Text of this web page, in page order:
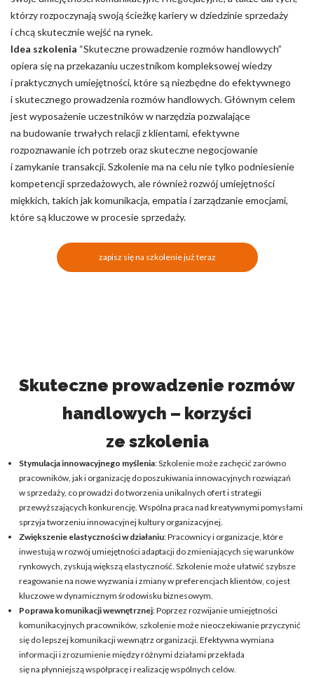
którzy rozpoczynają swoją ścieżkę kariery w dziedzinie sprzedaży
i chcą skutecznie wejść na rynek.
Idea szkolenia “Skuteczne prowadzenie rozmów handlowych”
opiera się na przekazaniu uczestnikom kompleksowej wiedzy
i praktycznych umiejętności, które są niezbędne do efektywnego
i skutecznego prowadzenia rozmów handlowych. Głównym celem
jest wyposażenie uczestników w narzędzia pozwalające
na budowanie trwałych relacji z klientami, efektywne
rozpoznawanie ich potrzeb oraz skuteczne negocjowanie
i zamykanie transakcji. Szkolenie ma na celu nie tylko podniesienie
kompetencji sprzedażowych, ale również rozwój umiejętności
miękkich, takich jak komunikacja, empatia i zarządzanie emocjami,
które są kluczowe w procesie sprzedaży.
zapisz się na szkolenie już teraz
Skuteczne prowadzenie rozmów
handlowych – korzyści
ze szkolenia
Stymulacja innowacyjnego myślenia: Szkolenie może zachęcić zarówno
pracowników, jak i organizację do poszukiwania innowacyjnych rozwiązań
w sprzedaży, co prowadzi do tworzenia unikalnych ofert i strategii
przewyższających konkurencję. Wspólna praca nad kreatywnymi pomysłami
sprzyja tworzeniu innowacyjnej kultury organizacyjnej.
Zwiększenie elastyczności w działaniu: Pracownicy i organizacje, które
inwestują w rozwój umiejętności adaptacji do zmieniających się warunków
rynkowych, zyskują większą elastyczność. Szkolenie może ułatwić szybsze
reagowanie na nowe wyzwania i zmiany w preferencjach klientów, co jest
kluczowe w dynamicznym środowisku biznesowym.
Poprawa komunikacji wewnętrznej: Poprzez rozwijanie umiejętności
komunikacyjnych pracowników, szkolenie może nieoczekiwanie przyczynić
się do lepszej komunikacji wewnątrz organizacji. Efektywna wymiana
informacji i zrozumienie między różnymi działami przekłada
się na płynniejszą współpracę i realizację wspólnych celów.